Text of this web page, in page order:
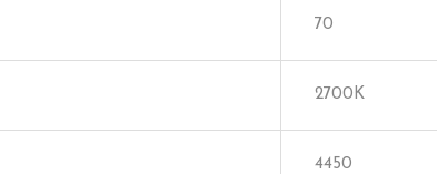
70
2700K
4450